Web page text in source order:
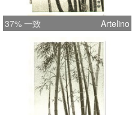
37% 一致 Artelino